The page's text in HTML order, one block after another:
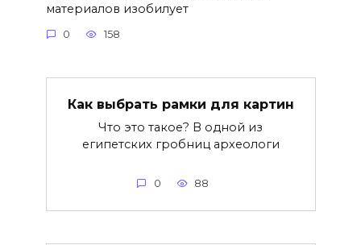
материалов изобилует
0 158
Как выбрать рамки для картин
Что это такое? В одной из
египетских гробниц археологи
0 88